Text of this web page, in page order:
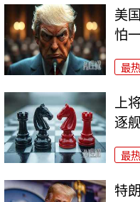
美
怕
最热
上
逐
最热
特